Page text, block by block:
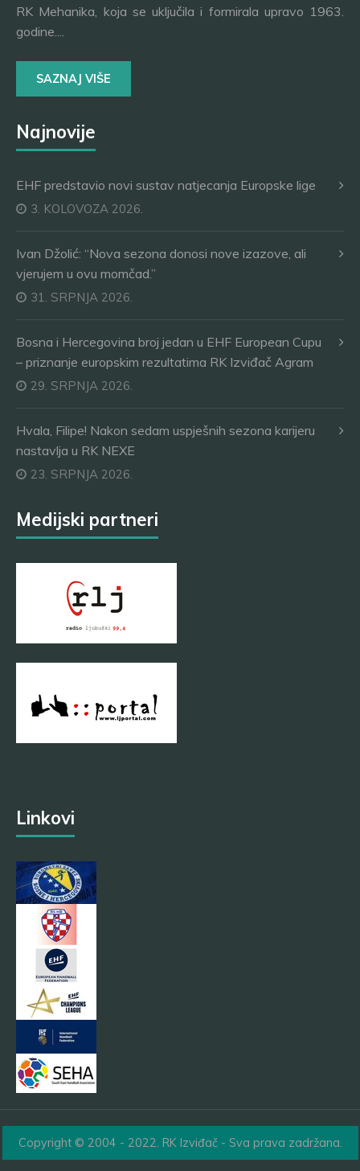
RK Mehanika, koja se uključila i formirala upravo 1963.
godine....
SAZNAJ VIŠE
Najnovije
EHF predstavio novi sustav natjecanja Europske lige
3. KOLOVOZA 2026.
Ivan Džolić: “Nova sezona donosi nove izazove, ali
vjerujem u ovu momčad.”
31. SRPNJA 2026.
Bosna i Hercegovina broj jedan u EHF European Cupu
– priznanje europskim rezultatima RK Izviđač Agram
29. SRPNJA 2026.
Hvala, Filipe! Nakon sedam uspješnih sezona karijeru
nastavlja u RK NEXE
23. SRPNJA 2026.
Medijski partneri
Linkovi
Copyright © 2004 - 2022. RK Izviđač - Sva prava zadržana.